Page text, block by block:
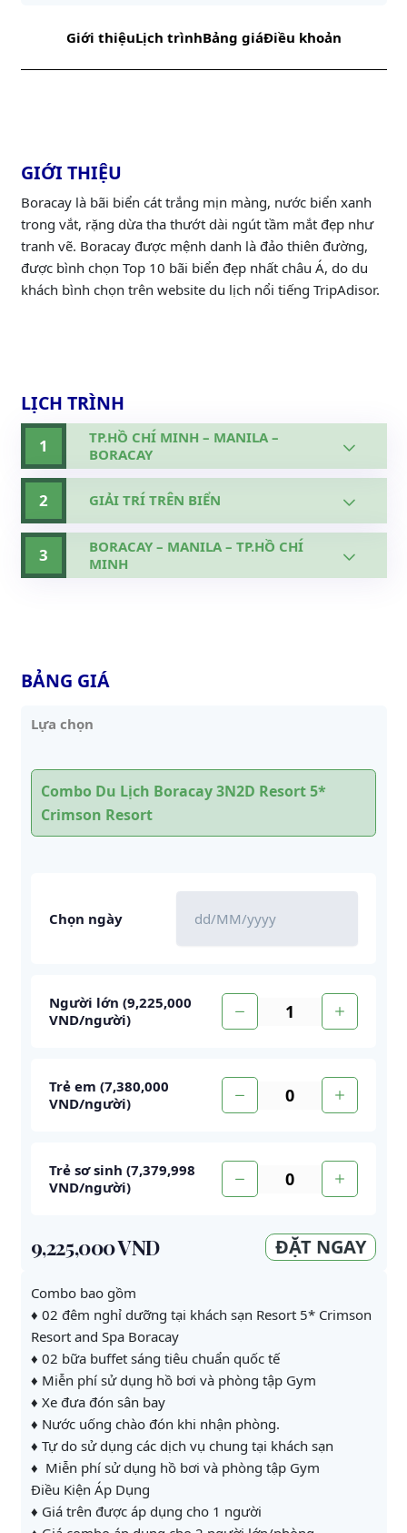
Giới thiệuLịch trìnhBảng giáĐiều khoản
GIỚI THIỆU
Boracay là bãi biển cát trắng mịn màng, nước biển xanh
trong vắt, rặng dừa tha thướt dài ngút tầm mắt đẹp như
tranh vẽ. Boracay được mệnh danh là đảo thiên đường,
được bình chọn Top 10 bãi biển đẹp nhất châu Á, do du
khách bình chọn trên website du lịch nổi tiếng TripAdisor.
LỊCH TRÌNH
1
TP.HỒ CHÍ MINH – MANILA –
BORACAY
2 GIẢI TRÍ TRÊN BIỂN
3
BORACAY – MANILA – TP.HỒ CHÍ
MINH
BẢNG GIÁ
Lựa chọn
Combo Du Lịch Boracay 3N2D Resort 5*
Crimson Resort
Chọn ngày
Người lớn (9,225,000
VND/người)
Trẻ em (7,380,000
VND/người)
Trẻ sơ sinh (7,379,998
VND/người)
9,225,000 VND ĐẶT NGAY
Combo bao gồm
♦ 02 đêm nghỉ dưỡng tại khách sạn Resort 5* Crimson
Resort and Spa Boracay
♦ 02 bữa buffet sáng tiêu chuẩn quốc tế
♦ Miễn phí sử dụng hồ bơi và phòng tập Gym
♦ Xe đưa đón sân bay
♦ Nước uống chào đón khi nhận phòng.
♦ Tự do sử dụng các dịch vụ chung tại khách sạn
♦ Miễn phí sử dụng hồ bơi và phòng tập Gym
Điều Kiện Áp Dụng
♦ Giá trên được áp dụng cho 1 người